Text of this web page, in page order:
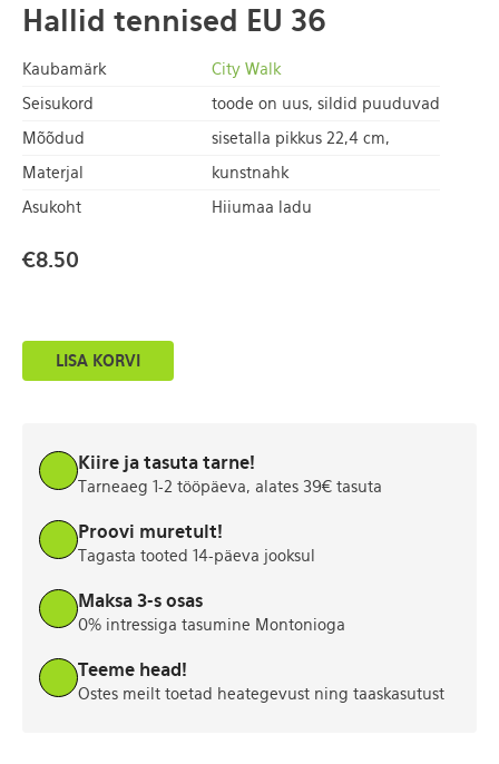
Hallid tennised EU 36
Kaubamärk
City Walk
Seisukord
toode on uus, sildid puuduvad
Mõõdud
sisetalla pikkus 22,4 cm,
Materjal
kunstnahk
Asukoht
Hiiumaa ladu
€8.50
Hallid
tennised
LISA KORVI
Kiire ja tasuta tarne!
Tarneaeg 1-2 tööpäeva, alates 39€ tasuta
Proovi muretult!
Tagasta tooted 14-päeva jooksul
Maksa 3-s osas
0% intressiga tasumine Montonioga
Teeme head!
Ostes meilt toetad heategevust ning taaskasutust